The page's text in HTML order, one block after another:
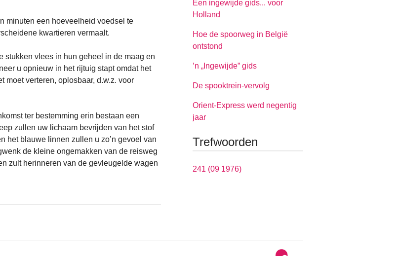
minuten een hoeveelheid voedsel te
kwartieren vermaalt.
stukken vlees in hun geheel in de maag en
u opnieuw in het rijtuig stapt omdat het
moet verteren, oplosbaar, d.w.z. voor
ter bestemming erin bestaan een
zullen uw lichaam bevrijden van het stof
het blauwe linnen zullen u zo’n gevoel van
de kleine ongemakken van de reisweg
zult herinneren van de gevleugelde wagen
Een ingewijde gids... voor
Holland
Hoe de spoorweg in België
ontstond
’n „Ingewijde” gids
De spooktrein-vervolg
Orient-Express werd negentig
jaar
Trefwoorden
241 (09 1976)